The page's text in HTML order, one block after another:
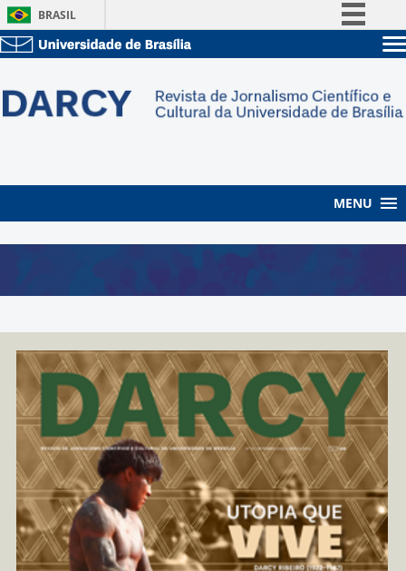
BRASIL
Participe
Canais
Unidades acadêmicas
Estude na UnB
Graduação
MENU